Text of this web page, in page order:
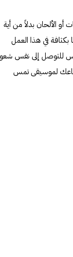
الألحان بدلاً من أية
في هذا العمل
للتوصل إلى نفس
لموسيقى تمس